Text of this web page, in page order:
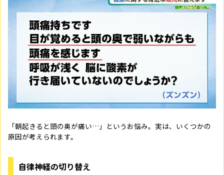
「朝起きると頭の奥が痛い… 」というお悩み。実は、いくつかの
原因が考えられます。
自律神経の切り替え